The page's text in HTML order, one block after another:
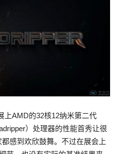
上AMD的32核12纳米第二代
）处理器的性能首秀让很
感到欢欣鼓舞。不过在展会上